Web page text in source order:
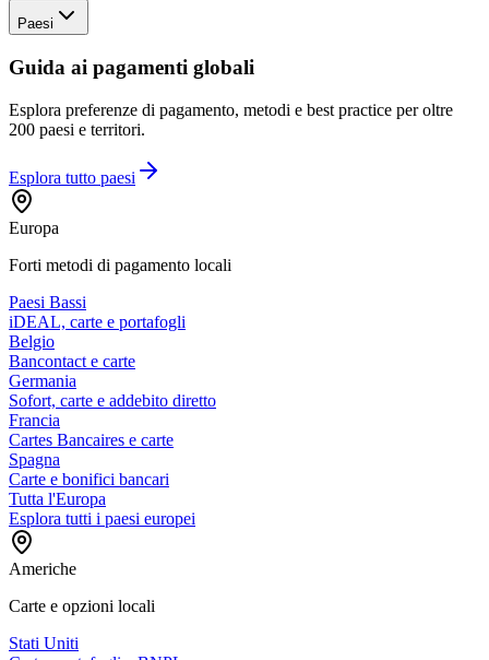
Paesi
Guida ai pagamenti globali
Esplora preferenze di pagamento, metodi e best practice per oltre
200 paesi e territori.
Esplora tutto paesi
Europa
Forti metodi di pagamento locali
Paesi Bassi
iDEAL, carte e portafogli
Belgio
Bancontact e carte
Germania
Sofort, carte e addebito diretto
Francia
Cartes Bancaires e carte
Spagna
Carte e bonifici bancari
Tutta l'Europa
Esplora tutti i paesi europei
Americhe
Carte e opzioni locali
Stati Uniti